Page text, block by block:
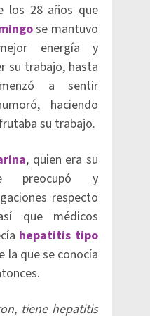
los 28 años que
se mantuvo
energía y
su trabajo, hasta
a sentir
haciendo
su trabajo.
, quien era su
preocupó y
respecto
que médicos
hepatitis tipo
la que se conocía
tiene hepatitis